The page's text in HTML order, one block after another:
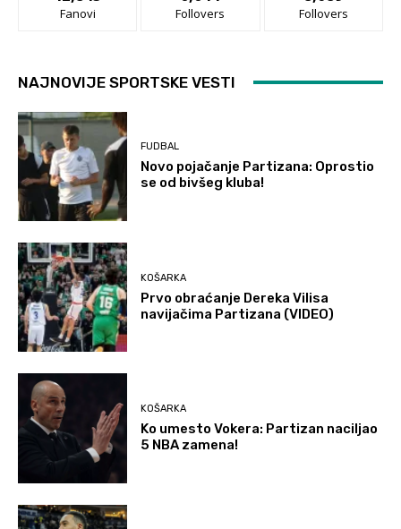
Fanovi Follovers Follovers
NAJNOVIJE SPORTSKE VESTI
FUDBAL
Novo pojačanje Partizana: Oprostio
se od bivšeg kluba!
KOŠARKA
Prvo obraćanje Dereka Vilisa
navijačima Partizana (VIDEO)
KOŠARKA
Ko umesto Vokera: Partizan naciljao
5 NBA zamena!